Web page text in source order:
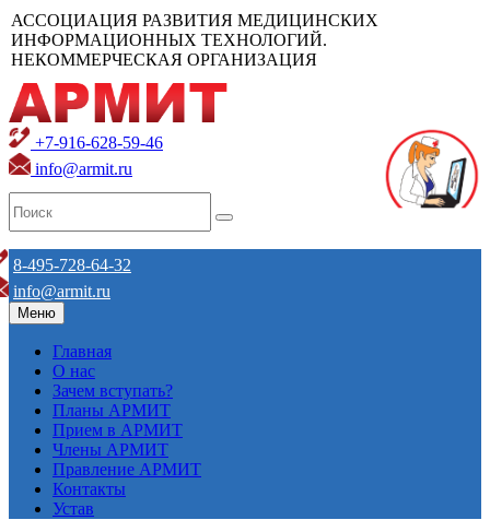
АССОЦИАЦИЯ РАЗВИТИЯ МЕДИЦИНСКИХ
ИНФОРМАЦИОННЫХ ТЕХНОЛОГИЙ.
НЕКОММЕРЧЕСКАЯ ОРГАНИЗАЦИЯ
+7-916-628-59-46
info@armit.ru
8-495-728-64-32
info@armit.ru
Меню
Главная
О нас
Зачем вступать?
Планы АРМИТ
Прием в АРМИТ
Члены АРМИТ
Правление АРМИТ
Контакты
Устав